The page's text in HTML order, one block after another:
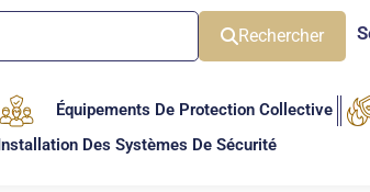
Rechercher
Équipements De Protection Collective
Installation Des Systèmes De Sécurité